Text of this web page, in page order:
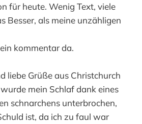
für heute. Wenig Text, viele
Besser, als meine unzähligen
kommentar da.
liebe Grüße aus Christchurch
mein Schlaf dank eines
schnarchens unterbrochen,
ist, da ich zu faul war